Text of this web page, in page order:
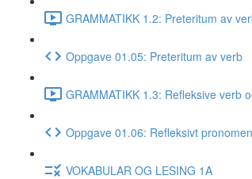
GRAMMATIKK 1.2: Preteritum av
Oppgave 01.05: Preteritum av verb
GRAMMATIKK 1.3: Refleksive verb
Oppgave 01.06: Refleksivt pronomen
VOKABULAR OG LESING 1A